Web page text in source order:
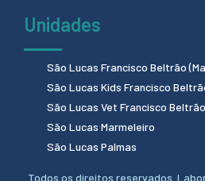
Unidades
São Lucas Francisco Beltrão
São Lucas Kids Francisco
São Lucas Vet Francisco Beltrão
São Lucas Marmeleiro
São Lucas Palmas
Todos os direitos reservados.